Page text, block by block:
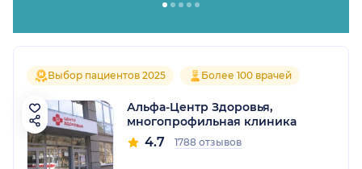
Выбор пациентов 2025 Более 100 врачей
Альфа-Центр Здоровья,
многопрофильная клиника
4.7 1788 отзывов